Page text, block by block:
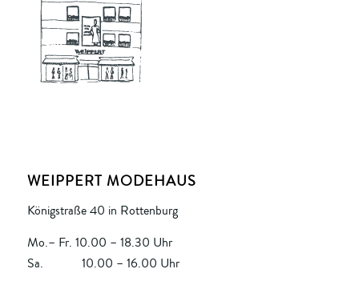
WEIPPERT MODEHAUS
Königstraße 40 in Rottenburg
Mo.– Fr. 10.00 – 18.30 Uhr
Sa. 10.00 – 16.00 Uhr